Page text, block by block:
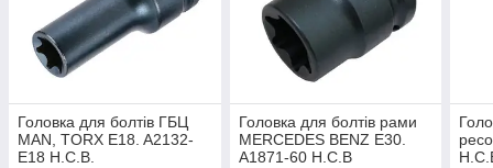
Головка для болтів ГБЦ
MAN, TORX E18. A2132-
E18 H.C.B.
Головка для болтів рами
MERCEDES BENZ E30.
A1871-60 H.C.B